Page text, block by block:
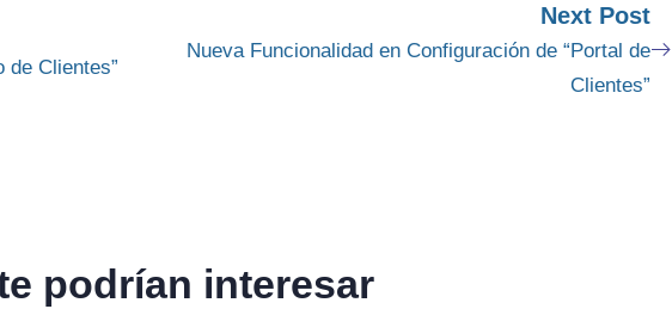
de Clientes”
Next Post
Nueva Funcionalidad en Configuración de “Portal de
Clientes”
podrían interesar